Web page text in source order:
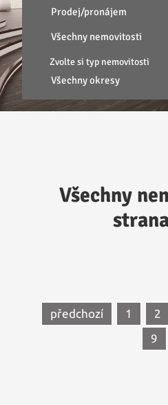
Prodej/pronájem
Všechny nemovitosti
Zvolte si typ nemovitosti
Všechny okresy
Všechny
předchozí 1 2
9